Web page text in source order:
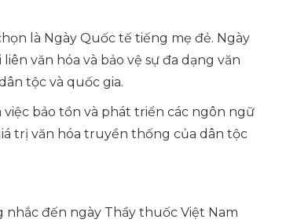
là Ngày Quốc tế tiếng mẹ đẻ. Ngày
văn hóa và bảo vệ sự đa dạng văn
tộc và quốc gia.
bảo tồn và phát triển các ngôn ngữ
trị văn hóa truyền thống của dân tộc
đến ngày Thầy thuốc Việt Nam